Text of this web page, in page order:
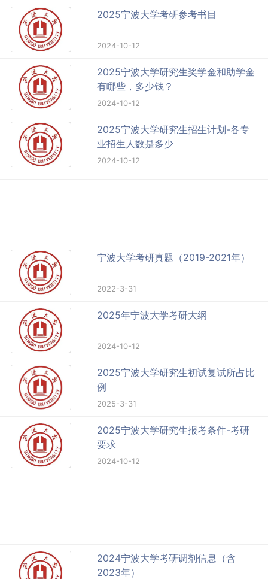
2025宁波大学考研参考书目
2024-10-12
2025宁波大学研究生奖学金和助学金
有哪些，多少钱？
2024-10-12
2025宁波大学研究生招生计划-各专
业招生人数是多少
2024-10-12
宁波大学考研真题（2019-2021年）
2022-3-31
2025年宁波大学考研大纲
2024-10-12
2025宁波大学研究生初试复试所占比
例
2025-3-31
2025宁波大学研究生报考条件-考研
要求
2024-10-12
2024宁波大学考研调剂信息（含
2023年）